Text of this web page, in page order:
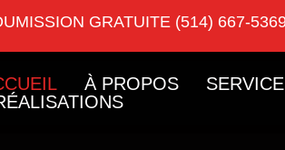
GRATUITE (514) 667-
À PROPOS